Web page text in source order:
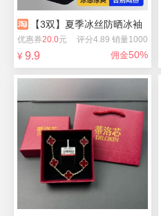
【3双】夏季冰丝防晒冰袖
优惠券20.0元 评分4.89 销量1000
¥ 9.9 佣金50%